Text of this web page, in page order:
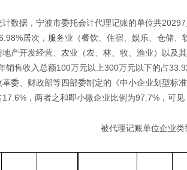
计数据，宁波市委托会计代理记账的单位共
居次，服务业（餐饮、住宿、娱乐、仓储
地产开发经营、农业（农、林、牧、渔业）以及
销售收入总额100万元以上300万元以下的占
革委、财政部等四部委制定的《中小企业划型标
17.6%，两者之和即小微企业比例为97.7%，可
被代理记账单位企业